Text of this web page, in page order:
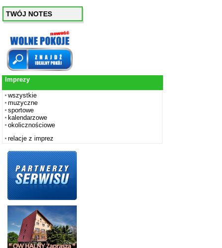
TWÓJ NOTES
Imprezy
wszystkie
muzyczne
sportowe
kalendarzowe
okolicznościowe
relacje z imprez